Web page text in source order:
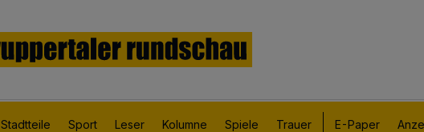
Stadtteile Sport Leser Kolumne Spiele Trauer E-Paper